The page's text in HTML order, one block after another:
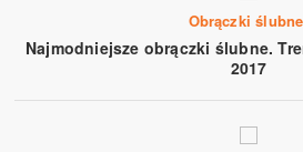
Obrączki ślubne
Najmodniejsze obrączki ślubne.
2017